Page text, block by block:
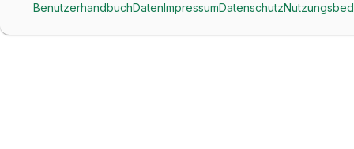
BenutzerhandbuchDatenImpressumDatenschutz